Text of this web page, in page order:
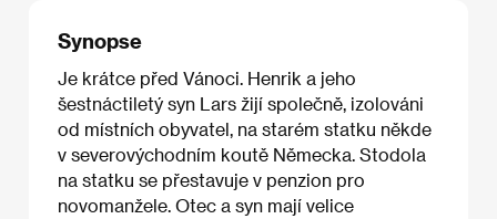
Synopse
Je krátce před Vánoci. Henrik a jeho
šestnáctiletý syn Lars žijí společně, izolováni
od místních obyvatel, na starém statku někde
v severovýchodním koutě Německa. Stodola
na statku se přestavuje v penzion pro
novomanžele. Otec a syn mají velice